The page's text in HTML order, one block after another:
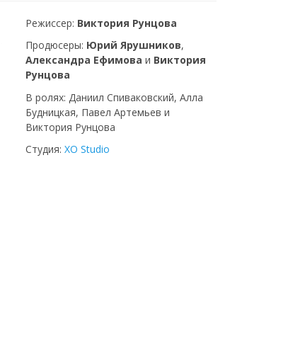
Режиссер: Виктория Рунцова
Продюсеры: Юрий Ярушников,
Александра Ефимова и Виктория
Рунцова
В ролях: Даниил Спиваковский, Алла
Будницкая, Павел Артемьев и
Виктория Рунцова
Студия: XO Studio